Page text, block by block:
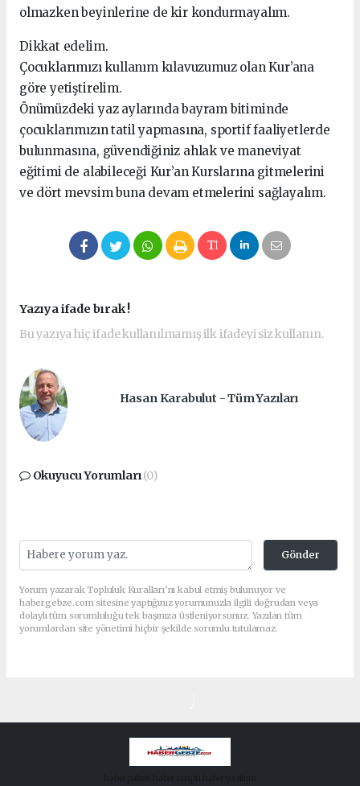
olmazken beyinlerine de kir kondurmayalım.
Dikkat edelim.
Çocuklarımızı kullanım kılavuzumuz olan Kur’ana
göre yetiştirelim.
Önümüzdeki yaz aylarında bayram bitiminde
çocuklarımızın tatil yapmasına, sportif faaliyetlerde
bulunmasına, güvendiğiniz ahlak ve maneviyat
eğitimi de alabileceği Kur’an Kurslarına gitmelerini
ve dört mevsim buna devam etmelerini sağlayalım.
Yazıya ifade bırak !
Bu yazıya hiç ifade kullanılmamış ilk ifadeyi siz kullanın.
Hasan Karabulut - Tüm Yazıları
Okuyucu Yorumları(0)
Gönder
Yorum yazarak Topluluk Kuralları’nı kabul etmiş bulunuyor ve
habergebze.com sitesine yaptığınız yorumunuzla ilgili doğrudan veya
dolaylı tüm sorumluluğu tek başınıza üstleniyorsunuz. Yazılan tüm
yorumlardan site yönetimi hiçbir şekilde sorumlu tutulamaz.